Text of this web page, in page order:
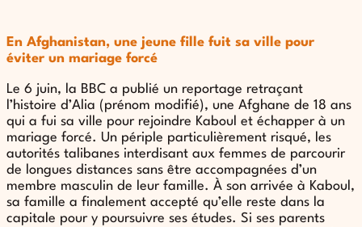
En Afghanistan, une jeune fille fuit sa ville pour
éviter un mariage forcé
Le 6 juin, la BBC a publié un reportage retraçant
l’histoire d’Alia (prénom modifié), une Afghane de 18 ans
qui a fui sa ville pour rejoindre Kaboul et échapper à un
mariage forcé. Un périple particulièrement risqué, les
autorités talibanes interdisant aux femmes de parcourir
de longues distances sans être accompagnées d’un
membre masculin de leur famille. À son arrivée à Kaboul,
sa famille a finalement accepté qu’elle reste dans la
capitale pour y poursuivre ses études. Si ses parents